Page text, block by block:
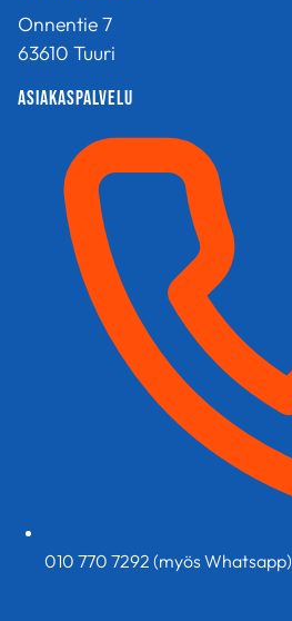
muunnelma.
Voit
valinnat
Onnentie 7
63610 Tuuri
Asiakaspalvelu
010 770 7292 (myös Whatsapp)